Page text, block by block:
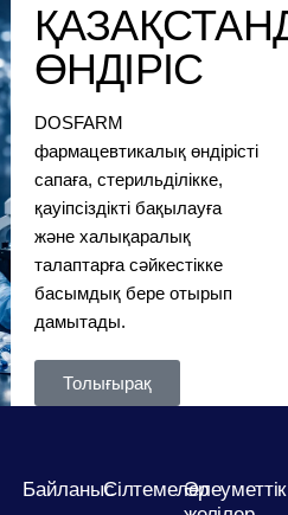
ӨНДІРІС
DOSFARM
фармацевтикалық өндірісті
сапаға, стерильділікке,
қауіпсіздікті бақылауға
және халықаралық
талаптарға сәйкестікке
басымдық бере отырып
дамытады.
Толығырақ
БайланысСілтемелерӘлеуметтік